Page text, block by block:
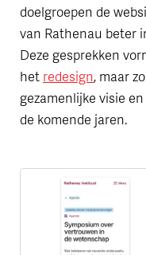
doelgroepen de
van Rathenau beter
Deze gesprekken
het redesign, maar
gezamenlijke visie
de komende jaren.